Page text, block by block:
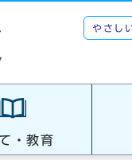
やさし
・教育